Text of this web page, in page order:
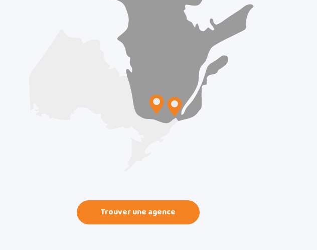
Trouver une agence